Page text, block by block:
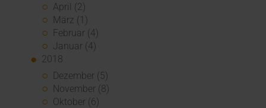
April (2)
März (1)
Februar (4)
Januar (4)
2018
Dezember (5)
November (8)
Oktober (6)